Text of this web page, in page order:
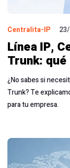
Centralita-IP
Línea IP,
Trunk:
¿No sabes si
Trunk? Te
para tu empresa.